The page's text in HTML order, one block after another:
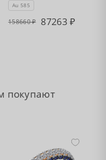
Au 585
158660 87263
покупают